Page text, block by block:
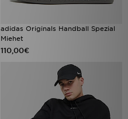
adidas Originals Handball Spezial
Miehet
110,00€